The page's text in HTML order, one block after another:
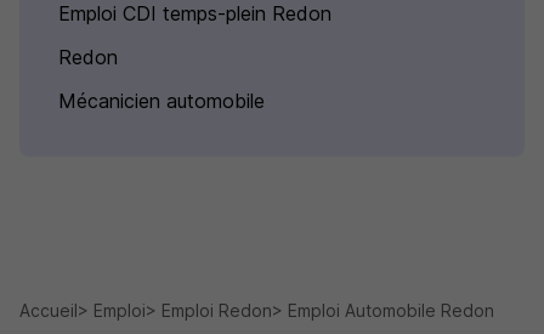
Emploi CDI temps-plein Redon
Redon
Mécanicien automobile
Accueil Emploi Emploi Redon
Emploi Automobile Redon